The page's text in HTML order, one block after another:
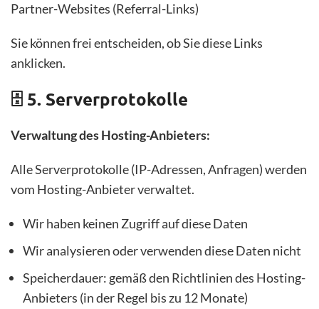
Partner-Websites (Referral-Links)
Sie können frei entscheiden, ob Sie diese Links
anklicken.
🗄️ 5. Serverprotokolle
Verwaltung des Hosting-Anbieters:
Alle Serverprotokolle (IP-Adressen, Anfragen) werden
vom Hosting-Anbieter verwaltet.
Wir haben keinen Zugriff auf diese Daten
Wir analysieren oder verwenden diese Daten nicht
Speicherdauer: gemäß den Richtlinien des Hosting-
Anbieters (in der Regel bis zu 12 Monate)